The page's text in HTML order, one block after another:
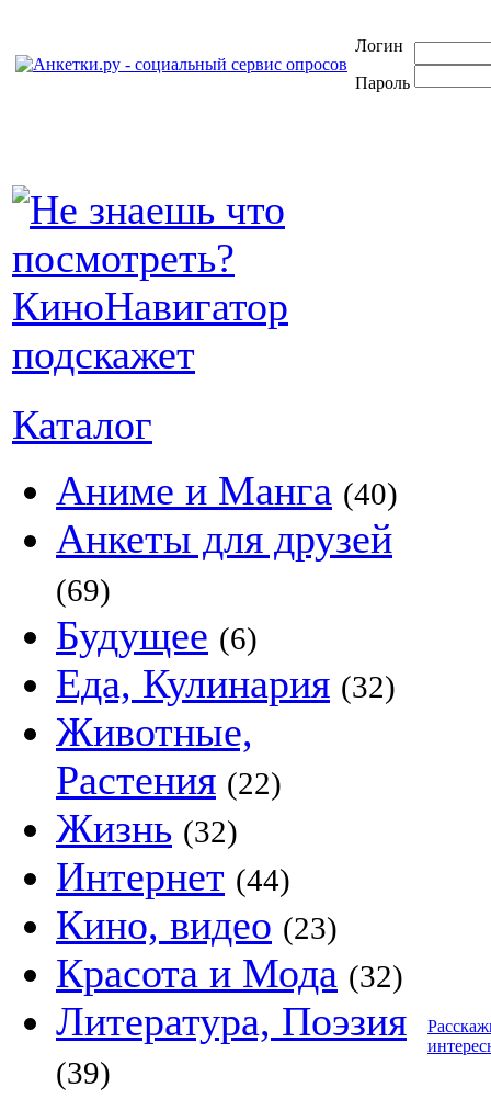
Логин
Пароль
Каталог
Аниме и Манга (40)
Анкеты для друзей
(69)
Будущее (6)
Еда, Кулинария (32)
Животные,
Растения (22)
Жизнь (32)
Интернет (44)
Кино, видео (23)
Красота и Мода (32)
Литература, Поэзия
(39)